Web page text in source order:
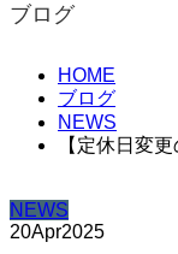
ブログ
HOME
ブログ
NEWS
【定休日変
NEWS
20Apr2025